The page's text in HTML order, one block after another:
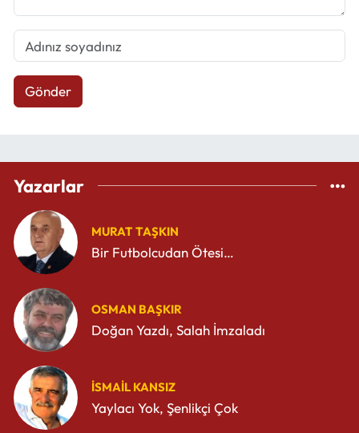
Gönder
Yazarlar
MURAT TAŞKIN
Bir Futbolcudan Ötesi…
OSMAN BAŞKIR
Doğan Yazdı, Salah İmzaladı
İSMAIL KANSIZ
Yaylacı Yok, Şenlikçi Çok